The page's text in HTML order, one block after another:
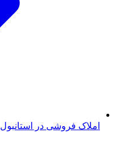
املاک فروشی در استانبول